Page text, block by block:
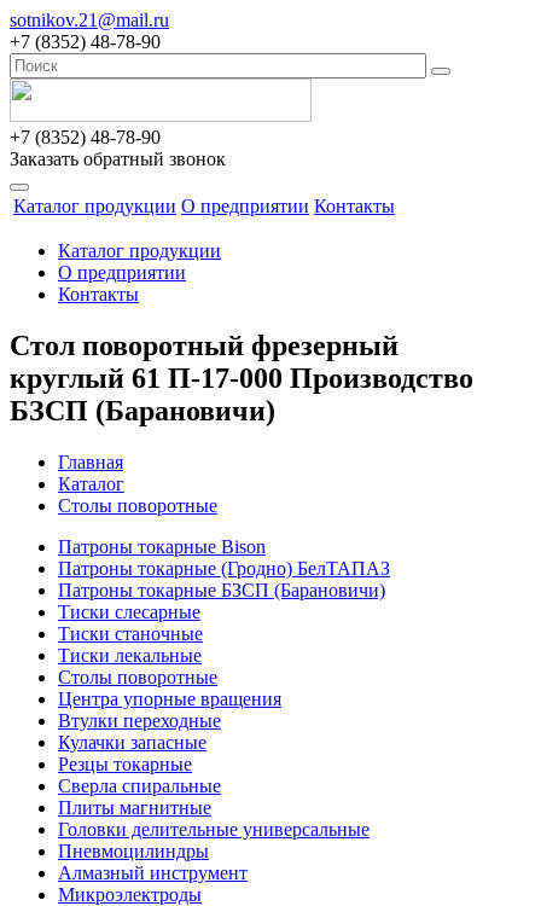
sotnikov.21@mail.ru
+7 (8352) 48-78-90
+7 (8352) 48-78-90
Заказать обратный звонок
Каталог продукции О предприятии Контакты
Каталог продукции
О предприятии
Контакты
Стол поворотный фрезерный
круглый 61 П-17-000 Производство
БЗСП (Барановичи)
Главная
Каталог
Столы поворотные
Патроны токарные Bison
Патроны токарные (Гродно) БелТАПАЗ
Патроны токарные БЗСП (Барановичи)
Тиски слесарные
Тиски станочные
Тиски лекальные
Столы поворотные
Центра упорные вращения
Втулки переходные
Кулачки запасные
Резцы токарные
Сверла спиральные
Плиты магнитные
Головки делительные универсальные
Пневмоцилиндры
Алмазный инструмент
Микроэлектроды